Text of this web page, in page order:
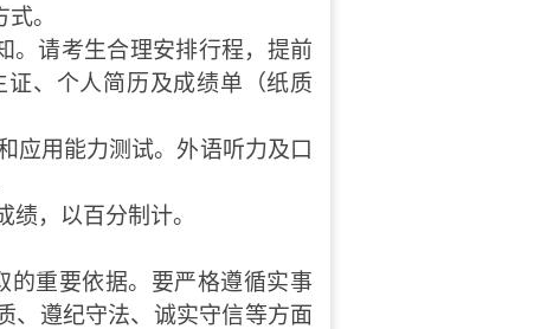
。
。请考生合理安排行程，提前
、个人简历及成绩单（纸质
应用能力测试。外语听力及口
绩，以百分制计。
的重要依据。要严格遵循实事
、遵纪守法、诚实守信等方面